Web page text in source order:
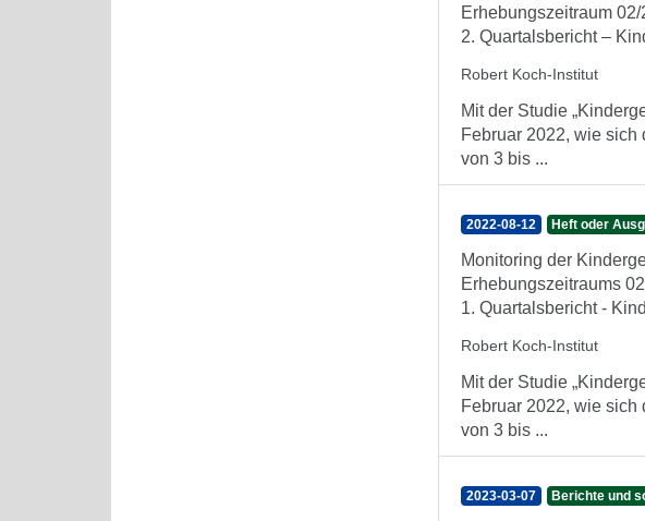
Erhebungszeitraum
2. Quartalsbericht –
Robert Koch-Institut
Mit der Studie
Februar 2022, wie
von 3 bis ...
2022-08-12 Heft oder
Monitoring der
Erhebungszeitraums
1. Quartalsbericht -
Robert Koch-Institut
Mit der Studie
Februar 2022, wie
von 3 bis ...
2023-03-07 Berichte und